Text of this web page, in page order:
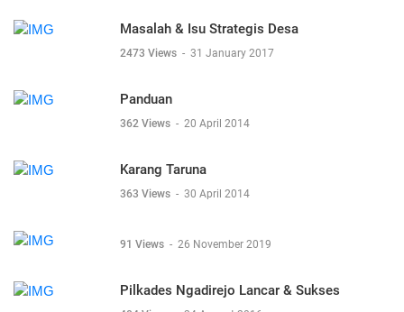
Masalah & Isu Strategis Desa
2473 Views - 31 January 2017
Panduan
362 Views - 20 April 2014
Karang Taruna
363 Views - 30 April 2014
91 Views - 26 November 2019
Pilkades Ngadirejo Lancar & Sukses